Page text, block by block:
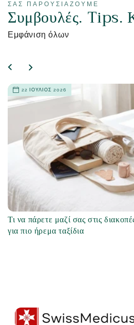
ΣΑΣ ΠΑΡΟΥΣΙΆΖΟΥΜΕ
Συμβουλές. Tips.
Εμφάνιση όλων
22 ΙΟΎΛΙΟΣ 2026
Τι να πάρετε μαζί σας στις
για πιο ήρεμα ταξίδια